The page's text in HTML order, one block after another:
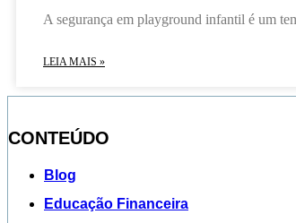
A segurança em playground infantil é um
LEIA MAIS »
CONTEÚDO
Blog
Educação Financeira